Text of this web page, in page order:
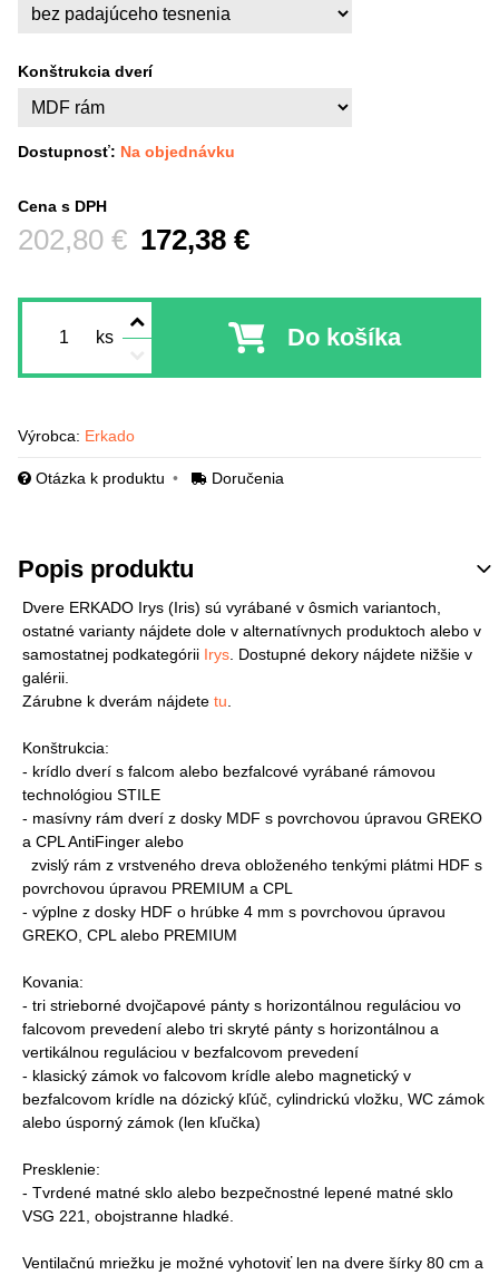
Konštrukcia dverí
Dostupnosť: Na objednávku
Cena s DPH
172,38 €
Pred zľavou:
202,80 €
ks Do košíka
Výrobca: Erkado
Otázka k produktu Doručenia
Popis produktu
Dvere ERKADO Irys (Iris) sú vyrábané v ôsmich variantoch,
ostatné varianty nájdete dole v alternatívnych produktoch alebo v
samostatnej podkategórii Irys . Dostupné dekory nájdete nižšie v
galérii.
Zárubne k dverám nájdete tu
Konštrukcia:
- krídlo dverí s falcom alebo bezfalcové vyrábané rámovou
technológiou STILE
- masívny rám dverí z dosky MDF s povrchovou úpravou GREKO
a CPL AntiFinger alebo
zvislý rám z vrstveného dreva obloženého tenkými plátmi HDF s
povrchovou úpravou PREMIUM a CPL
- výplne z dosky HDF o hrúbke 4 mm s povrchovou úpravou
GREKO, CPL alebo PREMIUM
Kovania:
- tri strieborné dvojčapové pánty s horizontálnou reguláciou vo
falcovom prevedení alebo tri skryté pánty s horizontálnou a
vertikálnou reguláciou v bezfalcovom prevedení
- klasický zámok vo falcovom krídle alebo magnetický v
bezfalcovom krídle na dózický kľúč, cylindrickú vložku, WC zámok
alebo úsporný zámok (len kľučka)
Presklenie:
- Tvrdené matné sklo alebo bezpečnostné lepené matné sklo
VSG 221, obojstranne hladké.
Ventilačnú mriežku je možné vyhotoviť len na dvere šírky 80 cm a